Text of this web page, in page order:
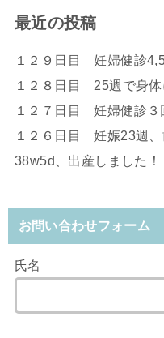
最近の投稿
１２９日目 妊婦健診4,5
１２８日目 25週で身体
１２７日目 妊婦健診
１２６日目 妊娠23週、
38w5d、出産しました！
お問い合わせフォーム
氏名